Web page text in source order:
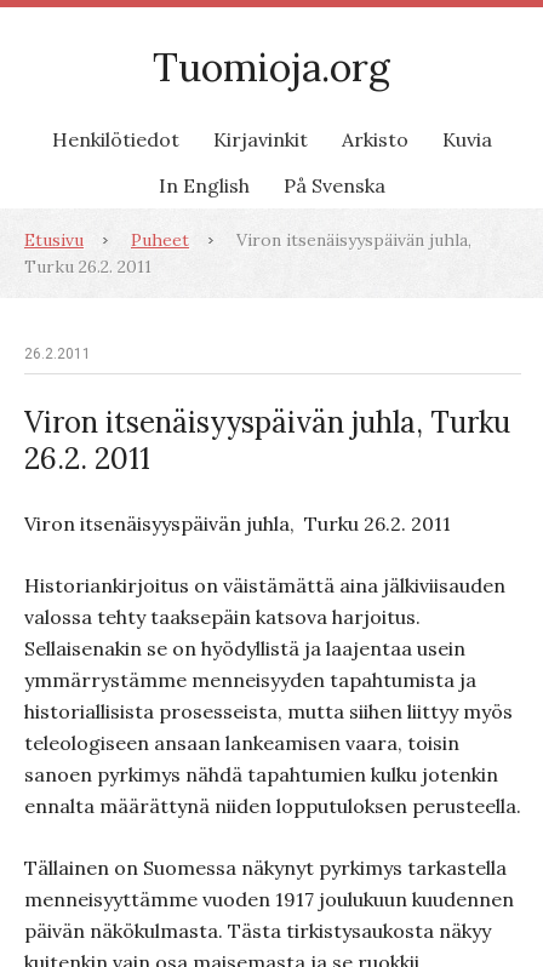
Tuomioja.org
Henkilötiedot Kirjavinkit Arkisto
Kuvia
In English
På Svenska
Etusivu Puheet
Viron itsenäisyyspäivän juhla,
Turku 26.2. 2011
26.2.2011
Viron itsenäisyyspäivän juhla, Turku
26.2. 2011
Viron itsenäisyyspäivän juhla, Turku 26.2. 2011
Historiankirjoitus on väistämättä aina jälkiviisauden
valossa tehty taaksepäin katsova harjoitus.
Sellaisenakin se on hyödyllistä ja laajentaa usein
ymmärrystämme menneisyyden tapahtumista ja
historiallisista prosesseista, mutta siihen liittyy myös
teleologiseen ansaan lankeamisen vaara, toisin
sanoen pyrkimys nähdä tapahtumien kulku jotenkin
ennalta määrättynä niiden lopputuloksen perusteella.
Tällainen on Suomessa näkynyt pyrkimys tarkastella
menneisyyttämme vuoden 1917 joulukuun kuudennen
päivän näkökulmasta. Tästa tirkistysaukosta näkyy
kuitenkin vain osa maisemasta ja se ruokkii